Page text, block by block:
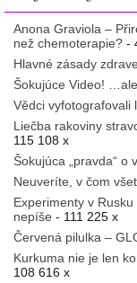
Anona Graviola –
než chemoterapie? -
Hlavné zásady
Šokujúce Video!
Vědci vyfotografovali
Liečba rakoviny
115 108 x
Šokujúca „pravda“ o
Neuveríte, v čom
Experimenty v
nepíše - 111 225 x
Červená pilulka –
Kurkuma nie je len
108 616 x